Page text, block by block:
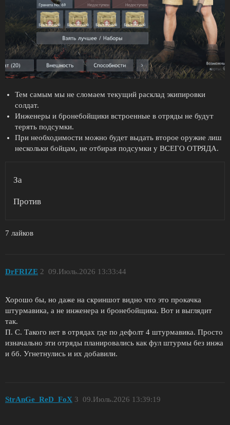
Тем самым мы не сломаем текущий расклад экипировки
солдат.
Инженеры и бронебойщики встроенные в отряды не будут
терять подсумки.
При необходимости можно будет выдать второе оружие лиш
нескольки бойцам, не отбирая подсумки у ВСЕГО ОТРЯДА.
За
Против
7 лайков
DrFRIZE 09.Июль.2026 13:33:44
2
Хорошо бы, но даже на скриншот видно что это прокачка
штурмавика, а не инженера и бронебойщика. Вот и выглядит
так.
П. С. Такого нет в отрядах где по дефолт 4 штурмавика. Просто
изначально эти отряды планировались как фул штурмы без инжа
и бб. Угнетнулись и их добавили.
StrAnGe_ReD_FoX 09.Июль.2026 13:39:19
3